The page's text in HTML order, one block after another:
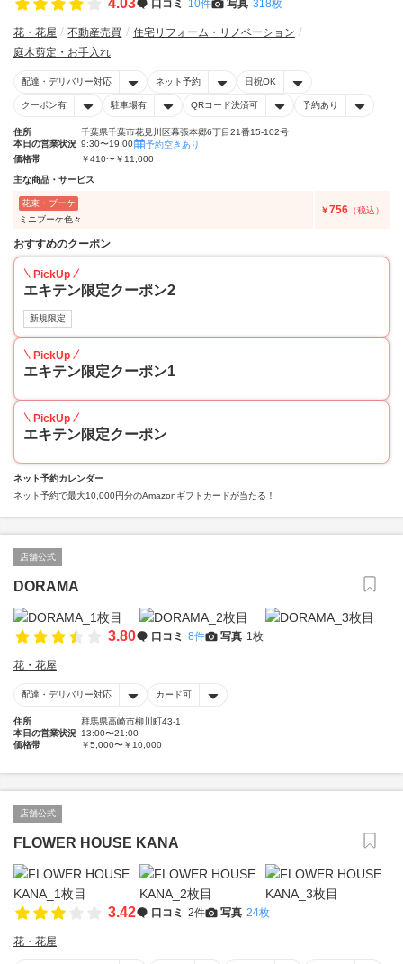
4.03 口コミ 10件 写真 318枚
花・花屋 不動産売買
住宅リフォーム・リノベーション
庭木剪定・お手入れ
配達・デリバリー対応 ネット予約 日祝OK
クーポン有 駐車場有 QRコード決済可 予約あり
住所
千葉県千葉市花見川区幕張本郷6丁目21番15-102号
本日の営業状況 9:30〜19:00
予約空きあり
価格帯
￥410〜￥11,000
主な商品・サービス
花束・ブーケ
ミニブーケ色々
￥756 （税込）
おすすめのクーポン
PickUp
エキテン限定クーポン2
新規限定
PickUp
エキテン限定クーポン1
PickUp
エキテン限定クーポン
ネット予約カレンダー
ネット予約で最大10,000円分のAmazonギフトカードが当たる！
店舗公式
DORAMA
3.80 口コミ 8件 写真 1枚
花・花屋
配達・デリバリー対応 カード可
住所
群馬県高崎市柳川町43-1
本日の営業状況 13:00〜21:00
価格帯
￥5,000〜￥10,000
店舗公式
FLOWER HOUSE KANA
3.42 口コミ 2件 写真 24枚
花・花屋